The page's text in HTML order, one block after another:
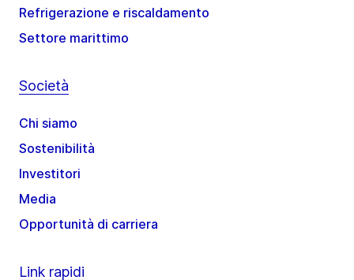
Refrigerazione e riscaldamento
Settore marittimo
Società
Chi siamo
Sostenibilità
Investitori
Media
Opportunità di carriera
Link rapidi